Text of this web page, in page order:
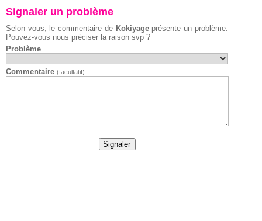
Signaler un problème
Selon vous, le commentaire de Kokiyageprésente un problème.
Pouvez-vous nous préciser la raison svp ?
Problème
Commentaire (facultatif)